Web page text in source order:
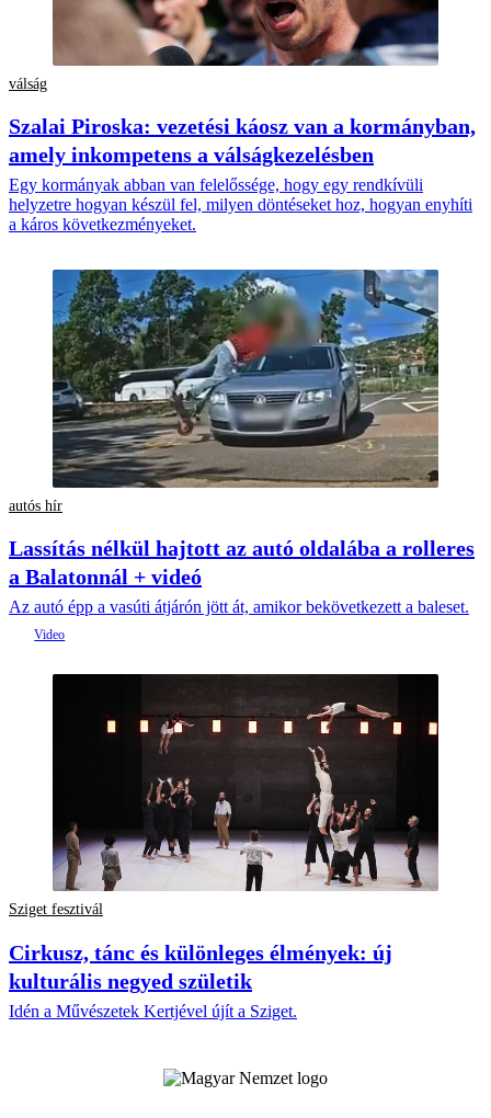
válság
Szalai Piroska: vezetési káosz van a kormányban,
amely inkompetens a válságkezelésben
Egy kormányak abban van felelőssége, hogy egy rendkívüli
helyzetre hogyan készül fel, milyen döntéseket hoz, hogyan enyhíti
a káros következményeket.
autós hír
Lassítás nélkül hajtott az autó oldalába a rolleres
a Balatonnál + videó
Az autó épp a vasúti átjárón jött át, amikor bekövetkezett a baleset.
Sziget fesztivál
Cirkusz, tánc és különleges élmények: új
kulturális negyed születik
Idén a Művészetek Kertjével újít a Sziget.